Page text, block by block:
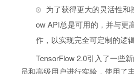
为了获得更大的灵活性和
ow API总是可用的，并与更
作，以实现完全可定制的逻辑
TensorFlow 2.0引入了一些
员和高级用户进行实验，使用了